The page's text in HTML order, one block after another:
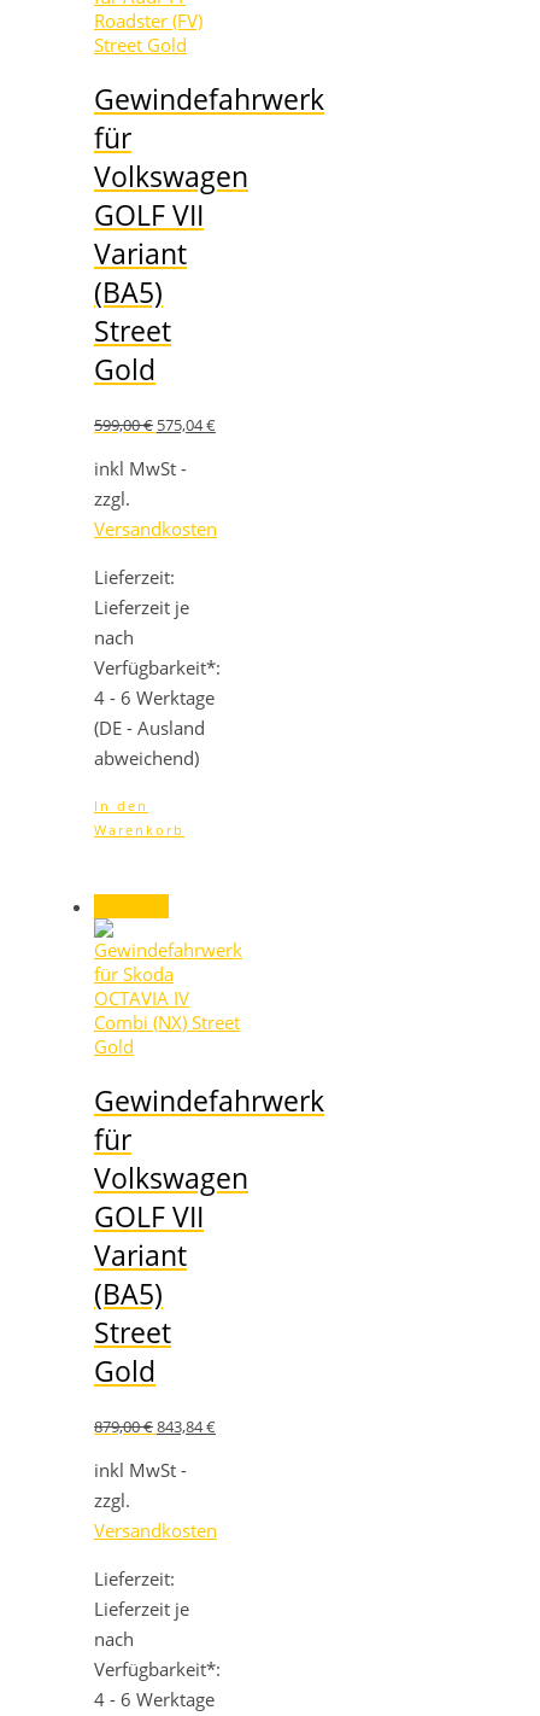
Gewindefahrwerk
für
Volkswagen
GOLF VII
Variant
(BA5)
Street
Gold
599,00€ Ursprünglicher
war:
575,04€Aktueller
inkl MwSt -
zzgl.
Versandkosten
Lieferzeit:
Lieferzeit je
nach
Verfügbarkeit*:
4 - 6 Werktage
(DE - Ausland
abweichend)
In den
Warenkorb
Gewindefahrwerk
für
Volkswagen
GOLF VII
Variant
(BA5)
Street
Gold
879,00€ Ursprünglicher
war:
843,84€Aktueller
inkl MwSt -
zzgl.
Versandkosten
Lieferzeit:
Lieferzeit je
nach
Verfügbarkeit*:
4 - 6 Werktage